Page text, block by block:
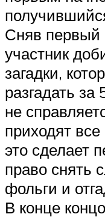
Сняв первый
участник
загадки,
разгадать
не
приходят
это сделает
право снять
фольги и
В конце